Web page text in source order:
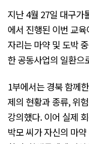
지난 4월 27일 대구가
에서 진행된 이번 교
자리는 마약 및 도박
한 공동사업의 일환으
1부에서는 경북 함께
제의 현황과 종류, 위
강의했다. 이어 실제
박모 씨가 자신의 마